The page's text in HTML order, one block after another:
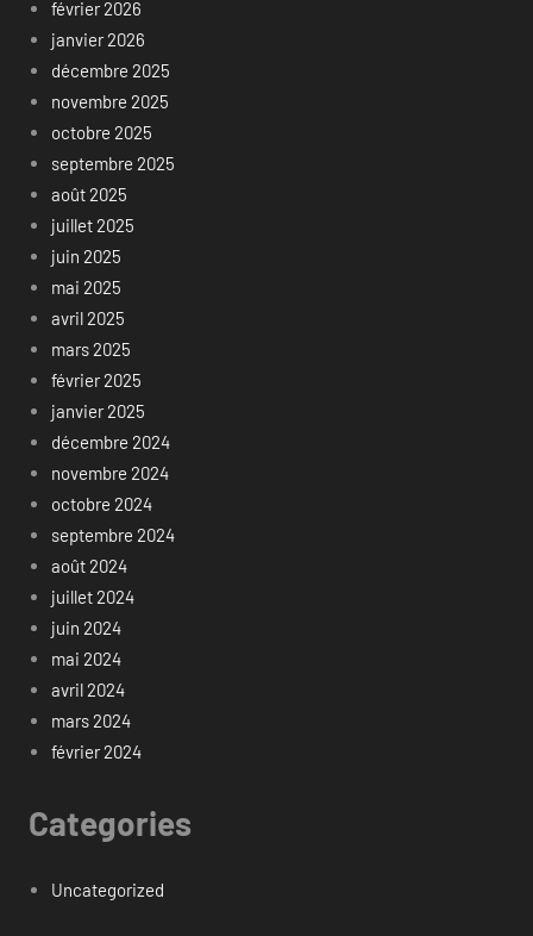
février 2026
janvier 2026
décembre 2025
novembre 2025
octobre 2025
septembre 2025
août 2025
juillet 2025
juin 2025
mai 2025
avril 2025
mars 2025
février 2025
janvier 2025
décembre 2024
novembre 2024
octobre 2024
septembre 2024
août 2024
juillet 2024
juin 2024
mai 2024
avril 2024
mars 2024
février 2024
Categories
Uncategorized